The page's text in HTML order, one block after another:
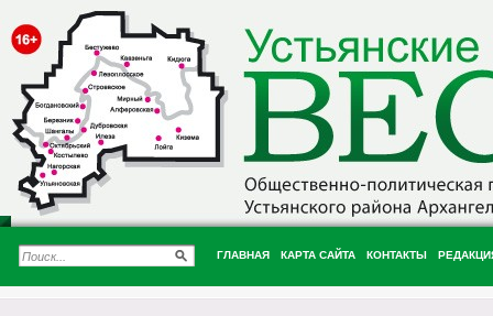
ГЛАВНАЯ КАРТА САЙТА КОНТАКТЫ